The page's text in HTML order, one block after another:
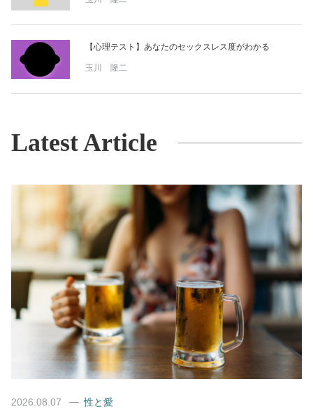
【心理テスト】あなたのセックスレス度がわかる
玉川 隆二
Latest Article
2026.08.07 性と愛